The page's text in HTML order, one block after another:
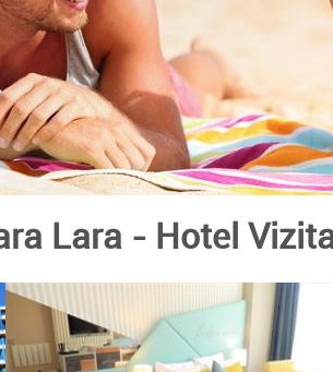
Lara - Hotel